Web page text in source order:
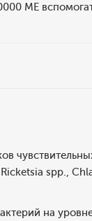
МЕ
spp.,
на